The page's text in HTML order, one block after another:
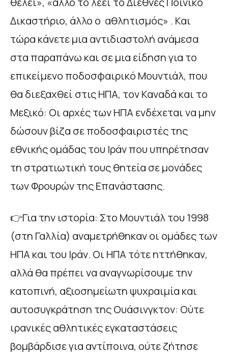
Δικαστήριο, άλλο ο αθλητισμός» . Και
τώρα κάνετε μια αντιδιαστολή ανάμεσα
στα παραπάνω και σε μια είδηση για το
επικείμενο ποδοσφαιρικό Μουντιάλ, που
θα διεξαχθεί στις ΗΠΑ, τον Καναδά και το
Μεξικό: Οι αρχές των ΗΠΑ ενδέχεται να μην
δώσουν βίζα σε ποδοσφαιριστές της
εθνικής ομάδας του Ιράν που υπηρέτησαν
τη στρατιωτική τους θητεία σε μονάδες
των Φρουρών της Επανάστασης.
👉Για την ιστορία: Στο Μουντιάλ του 1998
(στη Γαλλία) αναμετρήθηκαν οι ομάδες των
ΗΠΑ και του Ιράν. Οι ΗΠΑ τότε ηττήθηκαν,
αλλά θα πρέπει να αναγνωρίσουμε την
κατοπινή, αξιοσημείωτη ψυχραιμία και
αυτοσυγκράτηση της Ουάσινγκτον: Ούτε
ιρανικές αθλητικές εγκαταστάσεις
βομβάρδισε για αντίποινα, ούτε ζήτησε